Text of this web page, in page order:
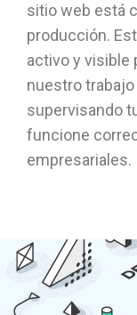
sitio web está
producción.
activo y visible
nuestro
supervisando
funcione
empresariales.